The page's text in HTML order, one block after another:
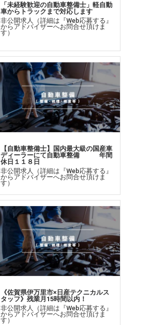
「未経験歓迎の自動車整備士」軽自動
車からトラックまで対応します
非公開求人（詳細は『Web応募する』
からアドバイザーへお問合せ頂けま
す）
【自動車整備士】国内最大級の国産車
ディーラーにて自動車整備 年間
休日１１８日
非公開求人（詳細は『Web応募する』
からアドバイザーへお問合せ頂けま
す）
《佐賀県伊万里市×日産テクニカルス
タッフ》残業月15時間以内！
非公開求人（詳細は『Web応募する』
からアドバイザーへお問合せ頂けま
す）